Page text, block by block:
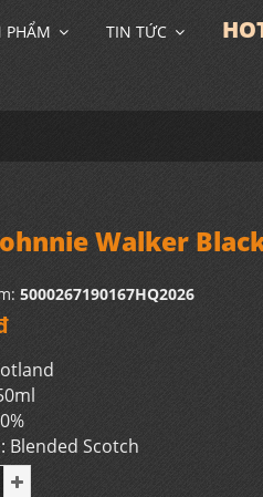
PHẨM TIN TỨC
Walker
5000267190167HQ2026
Blended Scotch